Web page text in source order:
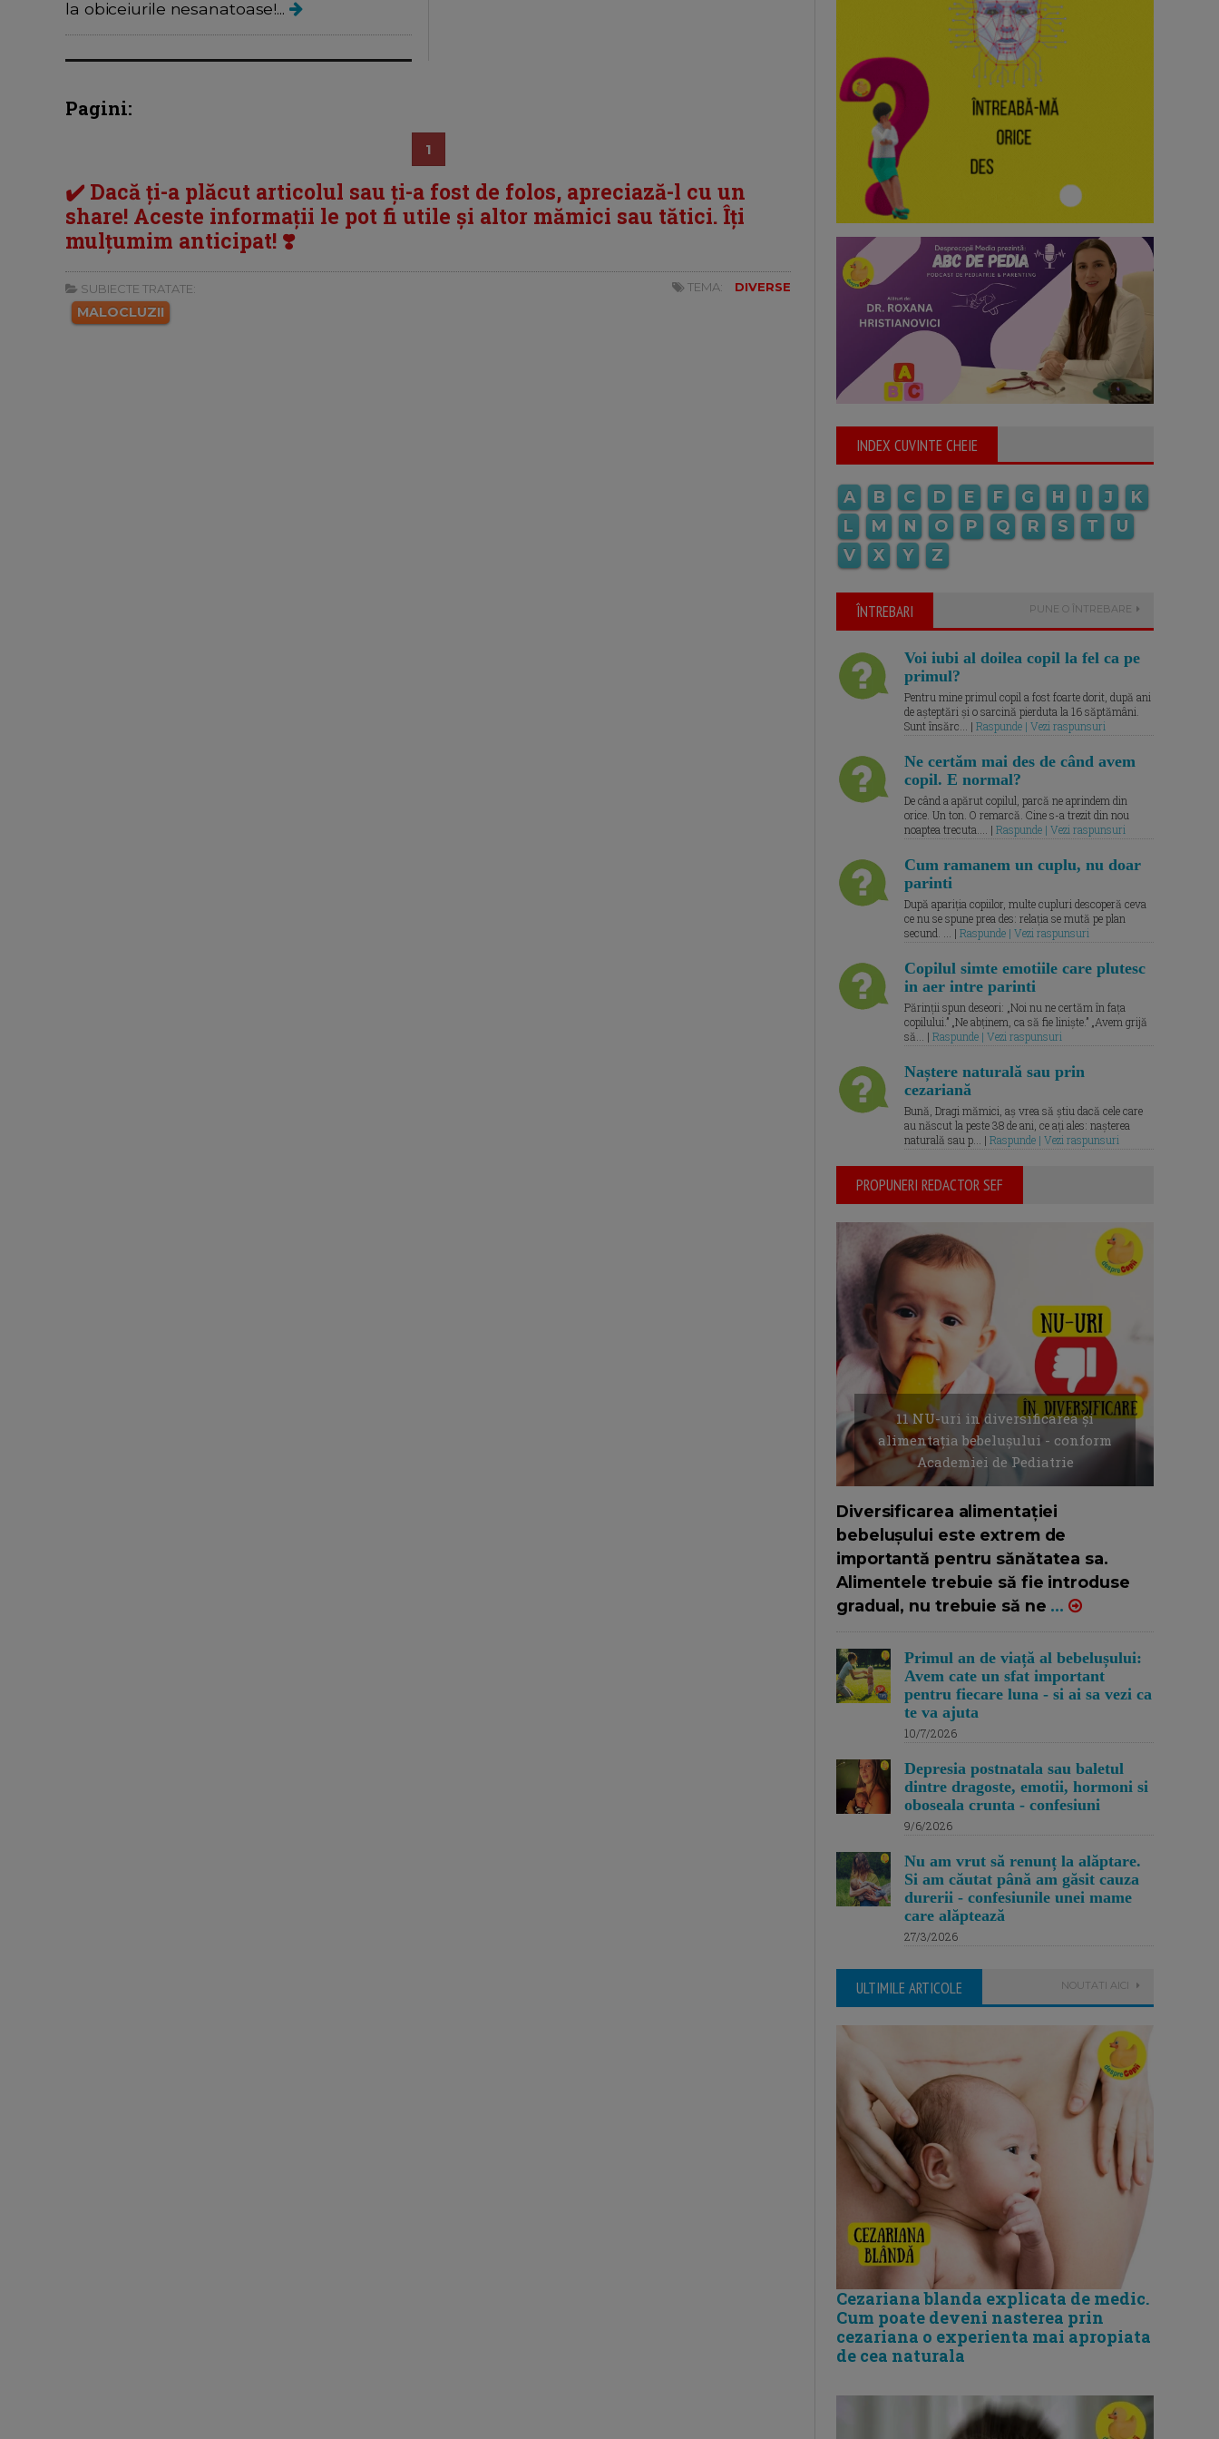
la obiceiurile nesanatoase!...
Pagini:
1
✔️ Dacă ți-a plăcut articolul sau ți-a fost de folos, apreciază-l cu un
share! Aceste informații le pot fi utile și altor mămici sau tătici. Îți
mulțumim anticipat! ❣️
SUBIECTE TRATATE:
MALOCLUZII
TEMA: DIVERSE
INDEX CUVINTE CHEIE
A B C D E F G H I J
K
L
M N O P Q R S T
U
V
X Y Z
ÎNTREBARI PUNE O ÎNTREBARE
Voi iubi al doilea copil la fel ca pe
primul?
Pentru mine primul copil a fost foarte dorit, după ani
de așteptări și o sarcină pierduta la 16 săptămâni.
Sunt însărc... | Raspunde | Vezi raspunsuri
Ne certăm mai des de când avem
copil. E normal?
De când a apărut copilul, parcă ne aprindem din
orice. Un ton. O remarcă. Cine s-a trezit din nou
noaptea trecuta.... | Raspunde | Vezi raspunsuri
Cum ramanem un cuplu, nu doar
parinti
După apariția copiilor, multe cupluri descoperă ceva
ce nu se spune prea des: relația se mută pe plan
secund. ... | Raspunde | Vezi raspunsuri
Copilul simte emotiile care plutesc
in aer intre parinti
Părinții spun deseori: „Noi nu ne certăm în fața
copilului.” „Ne abținem, ca să fie liniște.” „Avem grijă
să... | Raspunde | Vezi raspunsuri
Naștere naturală sau prin
cezariană
Bună, Dragi mămici, aș vrea să știu dacă cele care
au născut la peste 38 de ani, ce ați ales: nașterea
naturală sau p... | Raspunde | Vezi raspunsuri
PROPUNERI REDACTOR SEF
11 NU-uri in diversificarea și
alimentația bebelușului - conform
Academiei de Pediatrie
Diversificarea alimentației
bebelușului este extrem de
importantă pentru sănătatea sa.
Alimentele trebuie să fie introduse
gradual, nu trebuie să ne ...
Primul an de viață al bebelușului:
Avem cate un sfat important
pentru fiecare luna - si ai sa vezi ca
te va ajuta
10/7/2026
Depresia postnatala sau baletul
dintre dragoste, emotii, hormoni si
oboseala crunta - confesiuni
9/6/2026
Nu am vrut să renunț la alăptare.
Si am căutat până am găsit cauza
durerii - confesiunile unei mame
care alăptează
27/3/2026
ULTIMILE ARTICOLE NOUTATI AICI
Cezariana blanda explicata de medic.
Cum poate deveni nasterea prin
cezariana o experienta mai apropiata
de cea naturala